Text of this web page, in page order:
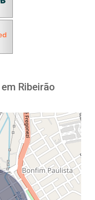
Ribeirão